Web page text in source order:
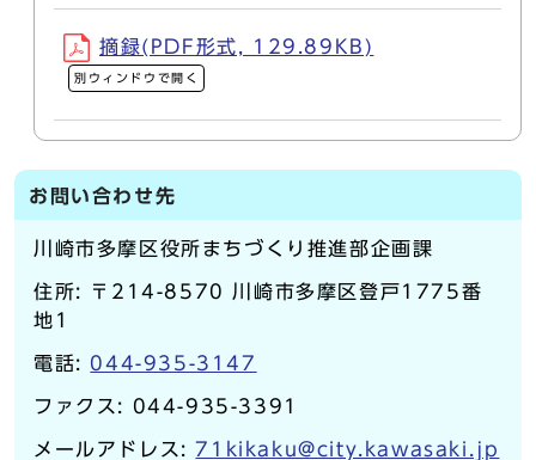
摘録(PDF形式, 129.89KB)
別ウィンドウで開く
お問い合わせ先
川崎市多摩区役所まちづくり推進部企画課
住所: 〒214-8570 川崎市多摩区登戸1775番
地1
電話: 044-935-3147
ファクス: 044-935-3391
メールアドレス:71kikaku@city.kawasaki.jp